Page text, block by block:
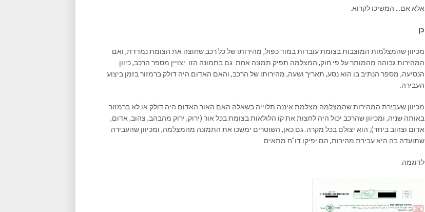
אלא אם… המשיכו לקרוא.
כן
מכיוון שהמצלמות המוצבות בצומת עובדות במוד כפול, מהירותו של כל רכב שחוצה את הצומת נמדדת, ואם
המהירות גבוהה מהמותר על פי חוק, המצלמה תפיק תמונה אחת. גם בתמונה הזו יצויין מספר הרכב, כיוון
הנסיעה, מספר הנתיב בו הוא נסע, תאריך ושעה, מהירותו של הרכב, והאם האדום היה דולק ברמזור בזמן ביצוע
העבירה.
מכיוון שעבירת המהירות שהמצלמה מצלמת איננה תלוייה בשאלה האם האור האדום היה דולק או לא ברמזור
באותה שניה, ומכיוון שהרכב יכול היה לחצות את קו הלולאות בצומת בכל אור (ירוק, ירוק מהבהב, צהוב, אדום,
אדום וצהוב ביחד), הוא יצולם בכל מקרה. גם כאן, השוטרים ימשכו את התמונה מהמצלמה, ומכיוון שהעבירה
שתועדה בה היא עבירת מהירות, הם יפיקו דו"ח מתאים.
לדוגמה: